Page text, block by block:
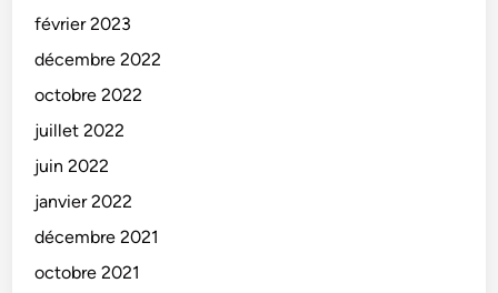
février 2023
décembre 2022
octobre 2022
juillet 2022
juin 2022
janvier 2022
décembre 2021
octobre 2021